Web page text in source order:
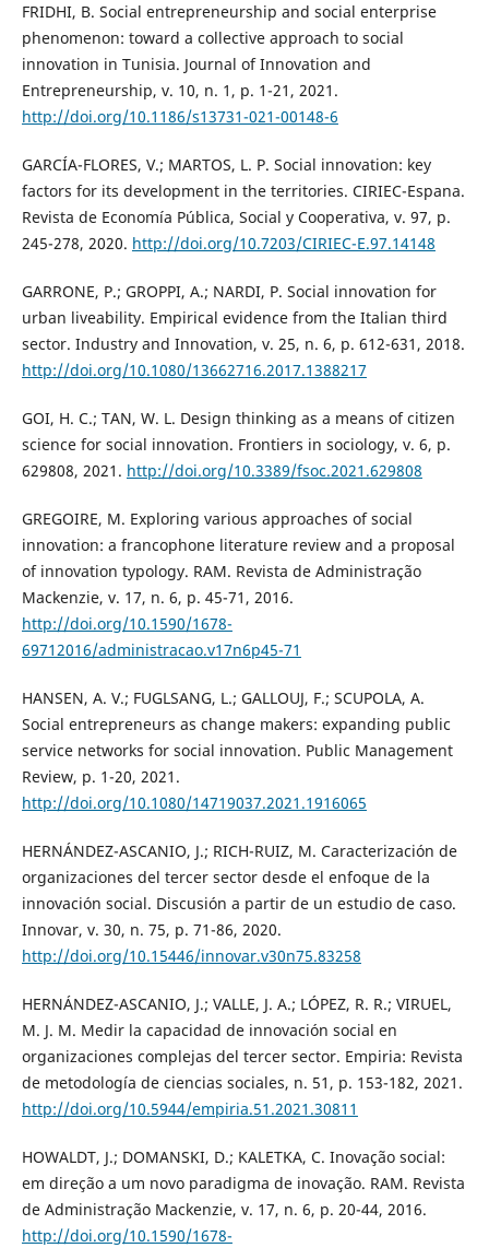
FRIDHI, B. Social entrepreneurship and social enterprise
phenomenon: toward a collective approach to social
innovation in Tunisia. Journal of Innovation and
Entrepreneurship, v. 10, n. 1, p. 1-21, 2021.
http://doi.org/10.1186/s13731-021-00148-6
GARCÍA-FLORES, V.; MARTOS, L. P. Social innovation: key
factors for its development in the territories. CIRIEC-Espana.
Revista de Economía Pública, Social y Cooperativa, v. 97, p.
245-278, 2020. http://doi.org/10.7203/CIRIEC-E.97.14148
GARRONE, P.; GROPPI, A.; NARDI, P. Social innovation for
urban liveability. Empirical evidence from the Italian third
sector. Industry and Innovation, v. 25, n. 6, p. 612-631, 2018.
http://doi.org/10.1080/13662716.2017.1388217
GOI, H. C.; TAN, W. L. Design thinking as a means of citizen
science for social innovation. Frontiers in sociology, v. 6, p.
629808, 2021. http://doi.org/10.3389/fsoc.2021.629808
GREGOIRE, M. Exploring various approaches of social
innovation: a francophone literature review and a proposal
of innovation typology. RAM. Revista de Administração
Mackenzie, v. 17, n. 6, p. 45-71, 2016.
http://doi.org/10.1590/1678-
69712016/administracao.v17n6p45-71
HANSEN, A. V.; FUGLSANG, L.; GALLOUJ, F.; SCUPOLA, A.
Social entrepreneurs as change makers: expanding public
service networks for social innovation. Public Management
Review, p. 1-20, 2021.
http://doi.org/10.1080/14719037.2021.1916065
HERNÁNDEZ-ASCANIO, J.; RICH-RUIZ, M. Caracterización de
organizaciones del tercer sector desde el enfoque de la
innovación social. Discusión a partir de un estudio de caso.
Innovar, v. 30, n. 75, p. 71-86, 2020.
http://doi.org/10.15446/innovar.v30n75.83258
HERNÁNDEZ-ASCANIO, J.; VALLE, J. A.; LÓPEZ, R. R.; VIRUEL,
M. J. M. Medir la capacidad de innovación social en
organizaciones complejas del tercer sector. Empiria: Revista
de metodología de ciencias sociales, n. 51, p. 153-182, 2021.
http://doi.org/10.5944/empiria.51.2021.30811
HOWALDT, J.; DOMANSKI, D.; KALETKA, C. Inovação social:
em direção a um novo paradigma de inovação. RAM. Revista
de Administração Mackenzie, v. 17, n. 6, p. 20-44, 2016.
http://doi.org/10.1590/1678-